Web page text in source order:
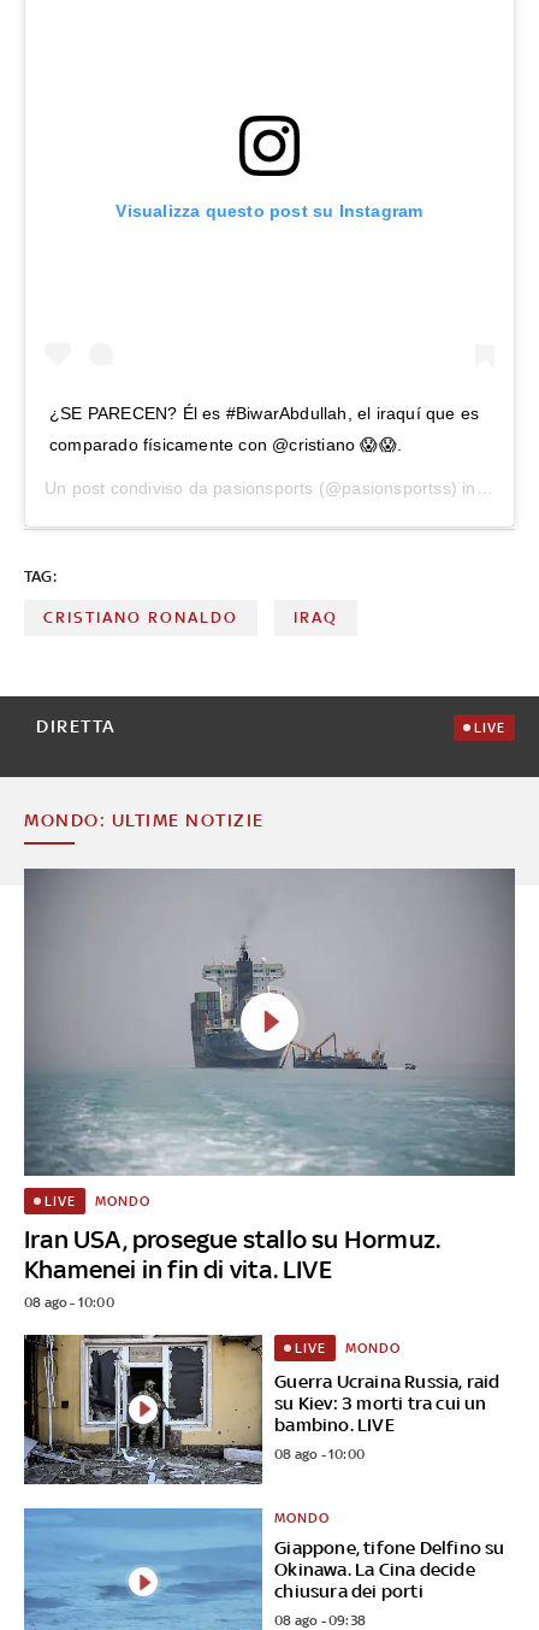
Visualizza questo post su Instagram
¿SE PARECEN? Él es #BiwarAbdullah, el iraquí que es
comparado físicamente con @cristiano 😱😱.
Un post condiviso da pasionsports (@pasionsportss) in data:
TAG:
CRISTIANO RONALDO IRAQ
DIRETTA LIVE
MONDO: ULTIME NOTIZIE
Iran USA, prosegue stallo su Hormuz.
Khamenei in fin di vita. LIVE
LIVE MONDO
08 ago - 10:00
Guerra Ucraina Russia, raid
su Kiev: 3 morti tra cui un
bambino. LIVE
LIVE MONDO
08 ago - 10:00
Giappone, tifone Delfino su
Okinawa. La Cina decide
chiusura dei porti
MONDO
08 ago - 09:38